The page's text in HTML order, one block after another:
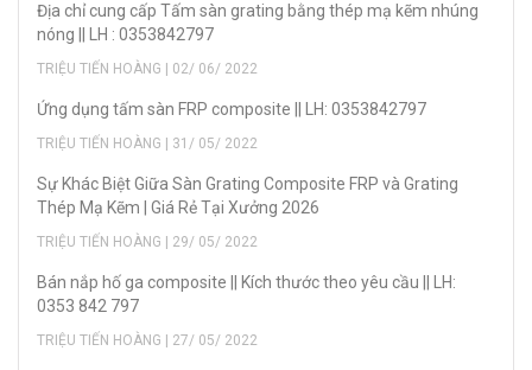
Địa chỉ cung cấp Tấm sàn grating bằng thép mạ kẽm nhúng
nóng || LH : 0353842797
TRIỆU TIẾN HOÀNG | 02/ 06/ 2022
Ứng dụng tấm sàn FRP composite || LH: 0353842797
TRIỆU TIẾN HOÀNG | 31/ 05/ 2022
Sự Khác Biệt Giữa Sàn Grating Composite FRP và Grating
Thép Mạ Kẽm | Giá Rẻ Tại Xưởng 2026
TRIỆU TIẾN HOÀNG | 29/ 05/ 2022
Bán nắp hố ga composite || Kích thước theo yêu cầu || LH:
0353 842 797
TRIỆU TIẾN HOÀNG | 27/ 05/ 2022